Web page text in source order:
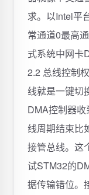
求。以Intel平
常通道0最高
式系统中网卡
2.2 总线控制
线就是一键切
DMA控制器
线周期结束比
接管总线。这
试STM32的
据传输错位。